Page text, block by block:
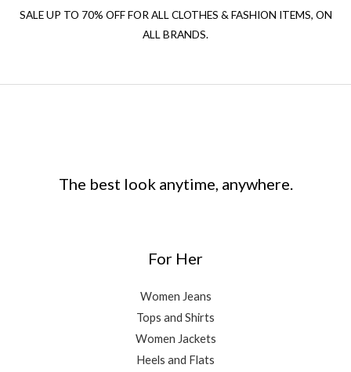
SALE UP TO 70% OFF FOR ALL CLOTHES & FASHION ITEMS, ON
ALL BRANDS.
The best look anytime, anywhere.
For Her
Women Jeans
Tops and Shirts
Women Jackets
Heels and Flats